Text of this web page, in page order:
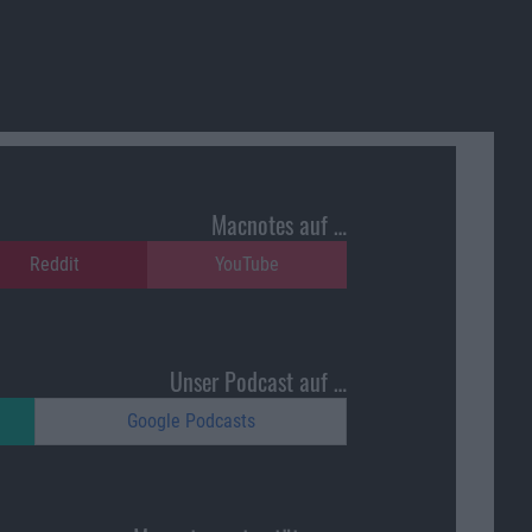
Macnotes auf …
Reddit YouTube
Unser Podcast auf …
Google Podcasts